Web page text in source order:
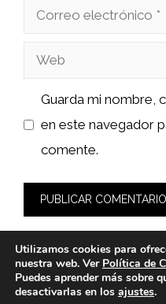
Correo
Web
Guarda mi nombre,
en este navegador
comente.
© 2026 wasabidelnorte.es -
Utilizamos cookies para
nuestra web. Ver Política de
Puedes aprender más sobre
desactivarlas en los ajustes.